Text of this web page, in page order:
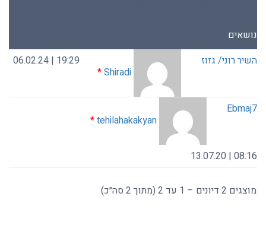
נושאים
השיר רוני/ גזוז
Shiradi
*
19:29 | 06.02.24
Ebmaj7
tehilahakakyan
*
08:16 | 13.07.20
מוצגים 2 דיונים – 1 עד 2 (מתוך 2 סה״כ)